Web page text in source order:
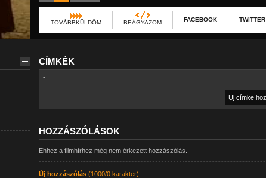
TOVÁBBKÜLDÖM BEÁGYAZOM FACEBOOK TWITTER
CÍMKÉK
-
HOZZÁSZÓLÁSOK
Ehhez a filmhírhez még nem érkezett hozzászólás.
Új hozzászólás(1000/0 karakter)